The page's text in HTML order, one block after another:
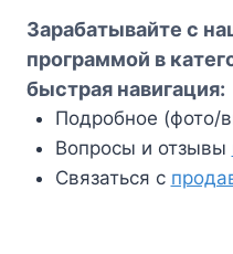
Зарабатывайте с
программой в
быстрая навигация:
Подробное (фото/
Вопросы и отзывы
Связаться с